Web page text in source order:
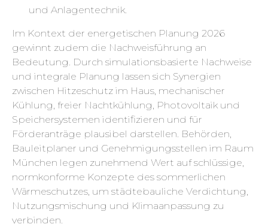
und Anlagentechnik.
Im Kontext der energetischen Planung 2026
gewinnt zudem die Nachweisführung an
Bedeutung. Durch simulationsbasierte Nachweise
und integrale Planung lassen sich Synergien
zwischen Hitzeschutz im Haus, mechanischer
Kühlung, freier Nachtkühlung, Photovoltaik und
Speichersystemen identifizieren und für
Förderanträge plausibel darstellen. Behörden,
Bauleitplaner und Genehmigungsstellen im Raum
München legen zunehmend Wert auf schlüssige,
normkonforme Konzepte des sommerlichen
Wärmeschutzes, um städtebauliche Verdichtung,
Nutzungsmischung und Klimaanpassung zu
verbinden.